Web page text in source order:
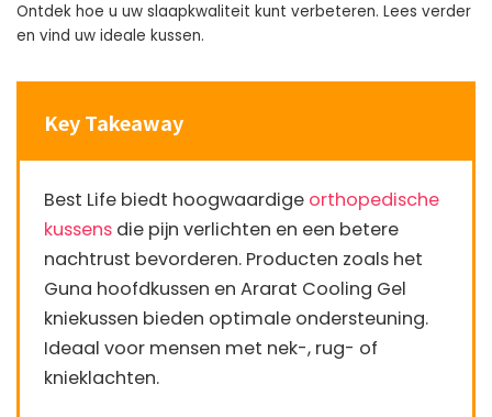
Ontdek hoe u uw slaapkwaliteit kunt verbeteren. Lees verder
en vind uw ideale kussen.
Key Takeaway
Best Life biedt hoogwaardige orthopedische
kussens die pijn verlichten en een betere
nachtrust bevorderen. Producten zoals het
Guna hoofdkussen en Ararat Cooling Gel
kniekussen bieden optimale ondersteuning.
Ideaal voor mensen met nek-, rug- of
knieklachten.